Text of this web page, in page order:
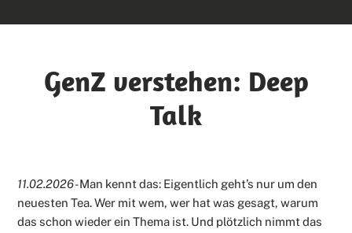
GenZ verstehen: Deep
Talk
11.02.2026 -Man kennt das: Eigentlich geht’s nur um den
neuesten Tea. Wer mit wem, wer hat was gesagt, warum
das schon wieder ein Thema ist. Und plötzlich nimmt das